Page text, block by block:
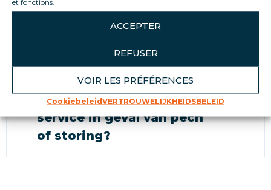
et fonctions.
ACCEPTER
REFUSER
VOIR LES PRÉFÉRENCES
CookiebeleidVERTROUWELIJKHEIDSBELEID
Ik kan het antwoord op
wat kan ik doen?
Wat is uw after-sales
service in geval van pech
of storing?